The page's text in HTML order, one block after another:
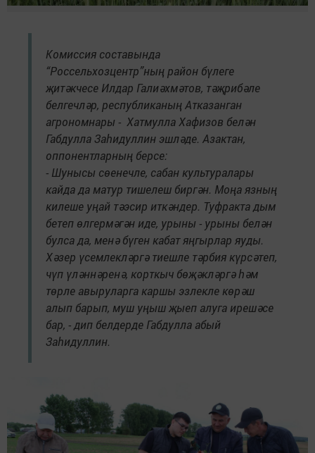
Комиссия составында
“Россельхозцентр”ның район бүлеге
җитәкчесе Илдар Галиәхмәтов, тәҗрибәле
белгечләр, республиканың Атказанган
агрономнары - Хатмулла Хафизов белән
Габдулла Заһидуллин эшләде. Азактан,
оппонентларның берсе:
- Шунысы сөенечле, сабан культуралары
кайда да матур тишелеш биргән. Моңа язның
килеше уңай тәэсир иткәндер. Туфракта дым
бетеп өлгермәгән иде, урыны - урыны белән
булса да, менә бүген кабат яңгырлар яуды.
Хәзер үсемлекләргә тиешле тәрбия күрсәтеп,
чүп үләннәренә, корткыч бөҗәкләргә һәм
төрле авыруларга каршы эзлекле көрәш
алып барып, муш уңыш җыеп алуга ирешәсе
бар, - дип белдерде Габдулла абый
Заһидуллин.